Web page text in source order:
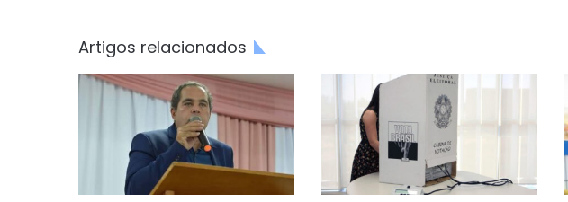
Artigos relacionados